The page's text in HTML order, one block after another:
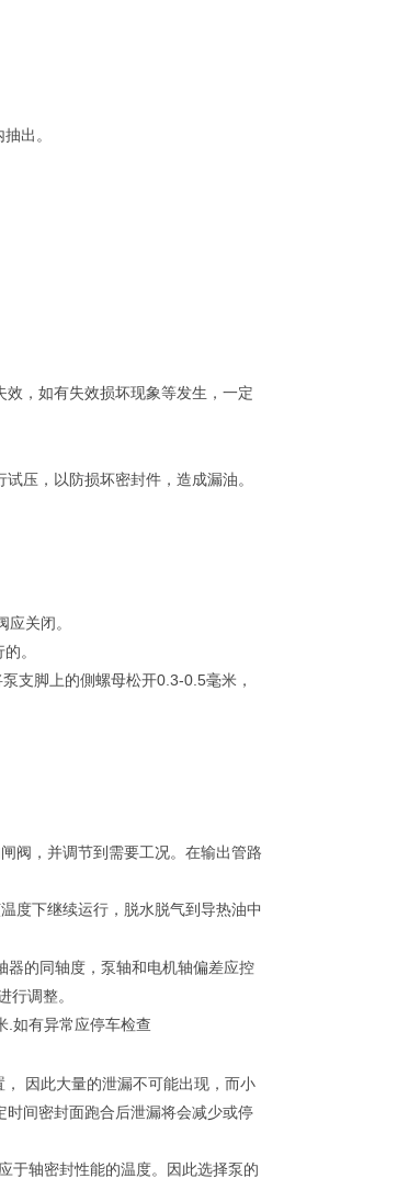
出。
，如有失效损坏现象等发生，一定
压，以防损坏密封件，造成漏油。
关闭。
。
支脚上的側螺母松开0.3-0.5毫米，
阀，并调节到需要工况。在输出管路
度下继续运行，脱水脱气到导热油中
器的同轴度，泵轴和电机轴偏差应控
调整。
.如有异常应停车检查
因此大量的泄漏不可能出现，而小
间密封面跑合后泄漏将会减少或停
于轴密封性能的温度。因此选择泵的